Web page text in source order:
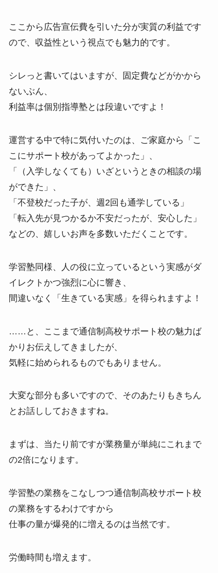
ここから広告宣伝費を引いた分が実質の利益です
ので、収益性という視点でも魅力的です。
シレっと書いてはいますが、固定費などがかから
ないぶん、
利益率は個別指導塾とは段違いですよ！
運営する中で特に気付いたのは、ご家庭から「こ
こにサポート校があってよかった」、
「（入学しなくても）いざというときの相談の場
ができた」、
「不登校だった子が、週2回も通学している」
「転入先が見つかるか不安だったが、安心した」
などの、嬉しいお声を多数いただくことです。
学習塾同様、人の役に立っているという実感がダ
イレクトかつ強烈に心に響き、
間違いなく「生きている実感」を得られますよ！
……と、ここまで通信制高校サポート校の魅力ば
かりお伝えしてきましたが、
気軽に始められるものでもありません。
大変な部分も多いですので、そのあたりもきちん
とお話ししておきますね。
まずは、当たり前ですが業務量が単純にこれまで
の2倍になります。
学習塾の業務をこなしつつ通信制高校サポート校
の業務をするわけですから
仕事の量が爆発的に増えるのは当然です。
労働時間も増えます。